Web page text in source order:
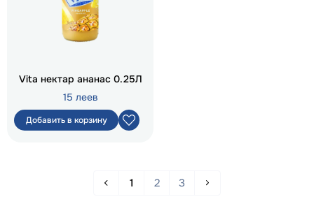
Vita нектар ананас 0.25Л
15 леев
Добавить в корзину
1 2 3